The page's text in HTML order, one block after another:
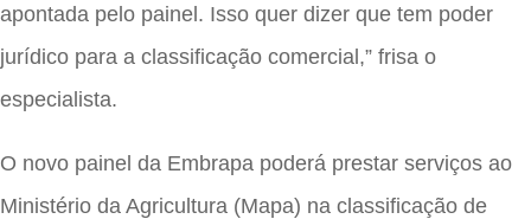
apontada pelo painel. Isso quer dizer que tem poder
jurídico para a classificação comercial,” frisa o
especialista.
O novo painel da Embrapa poderá prestar serviços ao
Ministério da Agricultura (Mapa) na classificação de